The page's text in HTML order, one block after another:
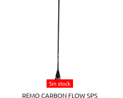
Sin stock
REMO CARBON FLOW SPS